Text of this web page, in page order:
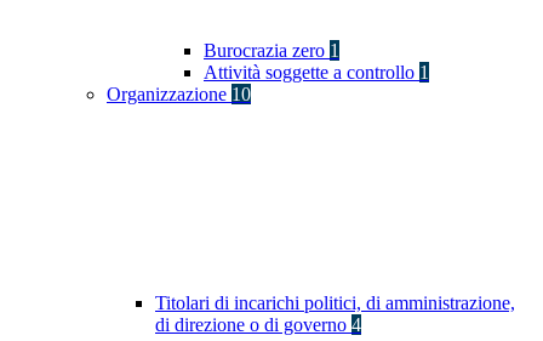
Burocrazia zero 1
Attività soggette a controllo 1
Organizzazione 10
Titolari di incarichi politici, di amministrazione,
di direzione o di governo 4